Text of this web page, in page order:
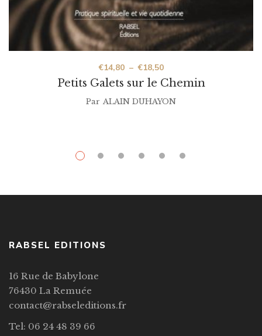
Petits Galets sur le Chemin
€14,80 – €18,50
Par ALAIN DUHAYON
RABSEL EDITIONS
16 Rue de Babylone
76430 La Remuée
contact@rabseleditions.fr
Tel: 06 24 48 39 66